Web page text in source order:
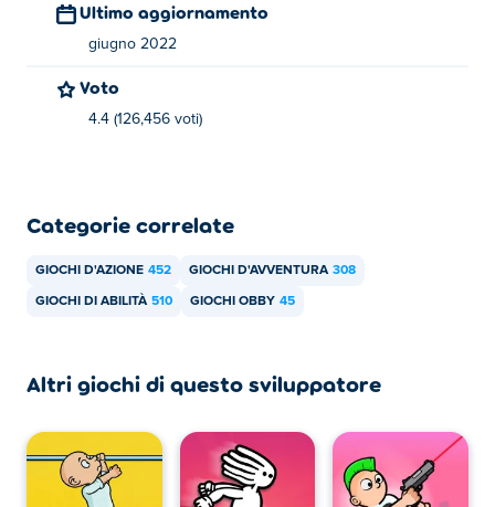
Ultimo aggiornamento
giugno 2022
Voto
4.4 (126,456 voti)
Categorie correlate
GIOCHI D'AZIONE 452 GIOCHI D'AVVENTURA 308
GIOCHI DI ABILITÀ 510 GIOCHI OBBY 45
Altri giochi di questo sviluppatore